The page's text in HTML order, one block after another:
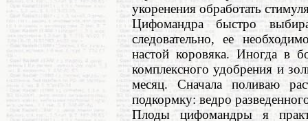
укоренения обработать
Цифомандра быстро
следовательно, ее
настой коровяка. Иногда в
комплексного удобрения и
месяц. Сначала поливаю
подкормку: ведро
Плоды цифомандры я